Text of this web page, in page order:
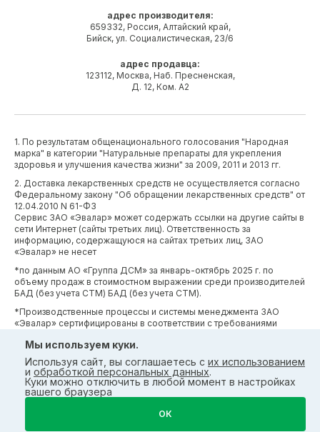
адрес производителя:
659332, Россия, Алтайский край,
Бийск, ул. Социалистическая, 23/6
адрес продавца:
123112, Москва, Наб. Пресненская,
Д. 12, Ком. А2
1. По результатам общенационального голосования "Народная
марка" в категории "Натуральные препараты для укрепления
здоровья и улучшения качества жизни" за 2009, 2011 и 2013 гг.
2. Доставка лекарственных средств не осуществляется согласно
Федеральному закону "Об обращении лекарственных средств" от
12.04.2010 N 61-ФЗ
Сервис ЗАО «Эвалар» может содержать ссылки на другие сайты в
сети Интернет (сайты третьих лиц). Ответственность за
информацию, содержащуюся на сайтах третьих лиц, ЗАО
«Эвалар» не несет
*по данным АО «Группа ДСМ» за январь-октябрь 2025 г. по
объему продаж в стоимостном выражении среди производителей
БАД (без учета СТМ) БАД (без учета СТМ).
*Производственные процессы и системы менеджмента ЗАО
«Эвалар» сертифицированы в соответствии с требованиями
Мы используем куки.
Используя сайт, вы соглашаетесь с их использованием
и обработкой персональных данных.
Куки можно отключить в любой момент в настройках
вашего браузера
ОК